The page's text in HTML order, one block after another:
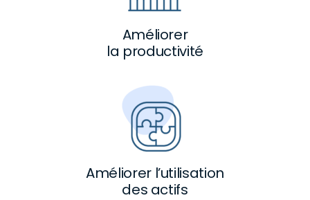
Améliorer
la productivité
Améliorer l’utilisation
des actifs